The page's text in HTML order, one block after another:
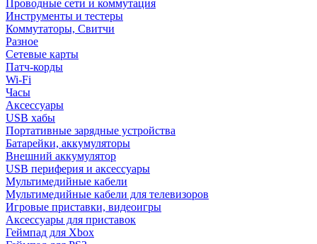
Проводные сети и коммутация
Инструменты и тестеры
Коммутаторы, Свитчи
Разное
Сетевые карты
Патч-корды
Wi-Fi
Часы
Аксессуары
USB хабы
Портативные зарядные устройства
Батарейки, аккумуляторы
Внешний аккумулятор
USB периферия и аксессуары
Мультимедийные кабели
Мультимедийные кабели для телевизоров
Игровые приставки, видеоигры
Аксессуары для приставок
Геймпад для Xbox